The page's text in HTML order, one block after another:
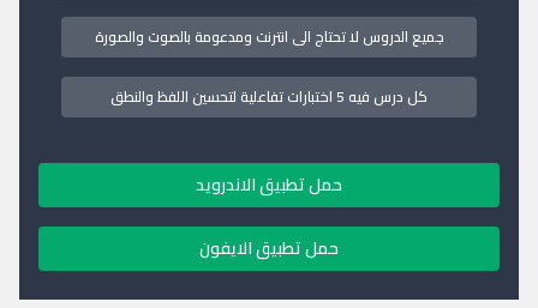
جميع الدروس لا تحتاج الى انترنت ومدعومة بالصوت والصورة
كل درس فيه 5 اختبارات تفاعلية لتحسين اللفظ والنطق
حمل تطبيق الاندرويد
حمل تطبيق الايفون